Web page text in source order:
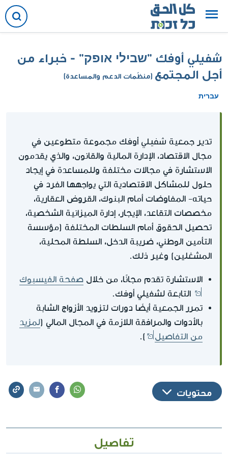
شفيلي أوفك "שבילי אופק" - خبراء من
أجل المجتمع (منظّمات الدعم والمساعدة)
עברית
تدير جمعية شفيلي أوفك مجموعة متطوعين في
مجال الاقتصاد، الإدارة المالية والقانون، والذي يقدمون
الاستشارة في مجالات مختلفة وللمساعدة في إيجاد
حلول للمشاكل الاقتصادية التي يواجهها الفرد في
حياته- المفاوضات أمام البنوك، القروض العقارية،
مخصصات التقاعد، الإيجار، إدارة الميزانية الشخصية،
تحصيل الحقوق أمام السلطات المختلفة (مؤسسة
التأمين الوطني، ضريبة الدخل، السلطة المحلية،
المشغلين) وغير ذلك.
الاستشارة تقدم مجانًا، من خلال صفحة الفيسبوك
التابعة لشفيلي أوفك.
تمرر الجمعية أيضَا دورات لتزويد الأزواج الشابة
بالأدوات والمرافقة اللازمة في المجال المالي (لمزيد
من التفاصيل
).
محتويات
تفاصيل